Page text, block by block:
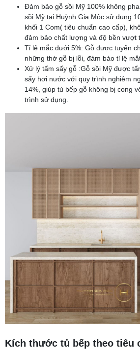
Đảm bảo gỗ sồi Mỹ 100% không
sồi Mỹ tại Huỳnh Gia Mộc sử dụng
khối 1 Com( tiêu chuẩn cao cấp),
đảm bảo chất lượng và độ bền vượt
Tỉ lệ mắc dưới 5%: Gỗ được tuyển
những thớ gỗ bị lỗi, đảm bảo tỉ lệ
Xử lý tẩm sấy gỗ :Gỗ sồi Mỹ được
sấy hơi nước với quy trình nghiêm
14%, giúp tủ bếp gỗ không bị cong
trình sử dụng.
Kích thước tủ bếp theo tiêu